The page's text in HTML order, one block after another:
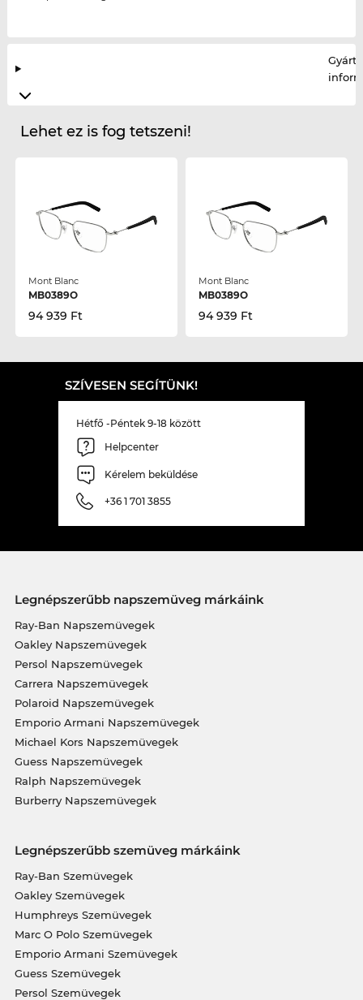
Lehet ez is fog tetszeni!
Mont Blanc
MB0389O
94 939 Ft
Mont Blanc
MB0389O
94 939 Ft
SZÍVESEN SEGÍTÜNK!
Hétfő -Péntek 9-18 között
Helpcenter
Kérelem beküldése
+36 1 701 3855
Legnépszerűbb napszemüveg márkáink
Ray-Ban Napszemüvegek
Oakley Napszemüvegek
Persol Napszemüvegek
Carrera Napszemüvegek
Polaroid Napszemüvegek
Emporio Armani Napszemüvegek
Michael Kors Napszemüvegek
Guess Napszemüvegek
Ralph Napszemüvegek
Burberry Napszemüvegek
Legnépszerűbb szemüveg márkáink
Ray-Ban Szemüvegek
Oakley Szemüvegek
Humphreys Szemüvegek
Marc O Polo Szemüvegek
Emporio Armani Szemüvegek
Guess Szemüvegek
Persol Szemüvegek